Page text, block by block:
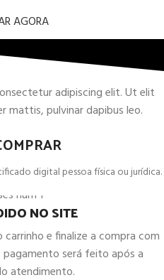
AGORA
adipiscing elit. Ut elit
mattis, pulvinar dapibus leo.
digital pessoa física ou jurídica.
NO SITE
e finalize a compra com
será feito após a
atendimento.